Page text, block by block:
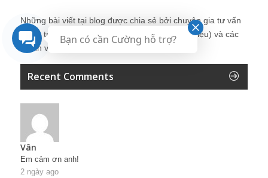
Những bài viết tại blog được chia sẻ bởi chuyên gia tư vấn
Quản trị Nhân sự Nguyễn Hùng Cường (giới thiệu) và các
thành viên khác trong cộng đồng Nhân sự.
Recent Comments
Vân
Em cảm ơn anh!
2 ngày ago
Bạn có cần Cường hỗ trợ?